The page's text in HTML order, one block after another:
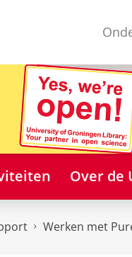
Over de
Werken met